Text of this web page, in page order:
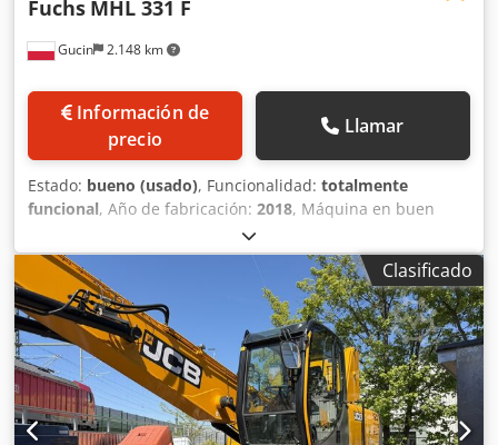
de cabina, 2 unidades, LED 1300 lúmenes Baliza rotativa
Liebherr
Gucin 2.148 km
Fuchs MHL 331 F
Información de
precio
Llamar
Estado: bueno (usado), Funcionalidad: totalmente
funcional, Año de fabricación: 2018, Máquina en buen
estado técnico y lista para su uso; disponible de
inmediato; amplia selección de accesorios disponibles.
Dcjdpfx Amozgdkqorjk
Clasificado